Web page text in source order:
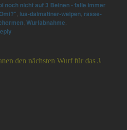
noch nicht auf 3 Beinen - falle immer
lua-dalmatiner-welpen rasse-
,Wurfabnahme
den nächsten Wurf für das Jahr 2026